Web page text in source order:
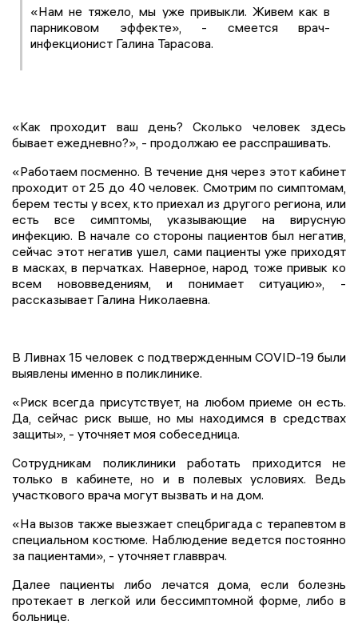
«Нам не тяжело, мы уже привыкли. Живем как в
парниковом эффекте», - смеется врач-
инфекционист Галина Тарасова.
«Как проходит ваш день? Сколько человек здесь
бывает ежедневно?», - продолжаю ее расспрашивать.
«Работаем посменно. В течение дня через этот кабинет
проходит от 25 до 40 человек. Смотрим по симптомам,
берем тесты у всех, кто приехал из другого региона, или
есть все симптомы, указывающие на вирусную
инфекцию. В начале со стороны пациентов был негатив,
сейчас этот негатив ушел, сами пациенты уже приходят
в масках, в перчатках. Наверное, народ тоже привык ко
всем нововведениям, и понимает ситуацию», -
рассказывает Галина Николаевна.
В Ливнах 15 человек с подтвержденным COVID-19 были
выявлены именно в поликлинике.
«Риск всегда присутствует, на любом приеме он есть.
Да, сейчас риск выше, но мы находимся в средствах
защиты», - уточняет моя собеседница.
Сотрудникам поликлиники работать приходится не
только в кабинете, но и в полевых условиях. Ведь
участкового врача могут вызвать и на дом.
«На вызов также выезжает спецбригада с терапевтом в
специальном костюме. Наблюдение ведется постоянно
за пациентами», - уточняет главврач.
Далее пациенты либо лечатся дома, если болезнь
протекает в легкой или бессимптомной форме, либо в
больнице.